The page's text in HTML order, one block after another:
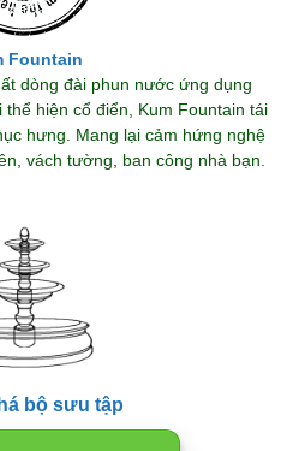
Fountain
dòng đài phun nước ứng dụng
hiện cổ điển, Kum Fountain tái
hưng. Mang lại cảm hứng nghệ
vách tường, ban công nhà bạn.
bộ sưu tập